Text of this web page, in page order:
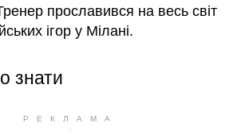
прославився на весь світ
ігор у Мілані.
знати